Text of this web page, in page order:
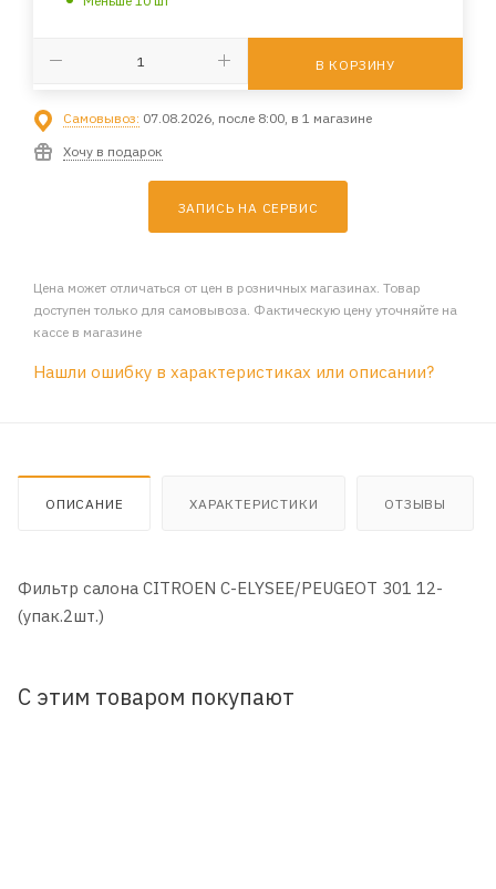
В КОРЗИНУ
Самовывоз: 07.08.2026, после 8:00, в 1 магазине
Хочу в подарок
ЗАПИСЬ НА СЕРВИС
Цена может отличаться от цен в розничных магазинах. Товар
доступен только для самовывоза. Фактическую цену уточняйте на
кассе в магазине
Нашли ошибку в характеристиках или описании?
ОПИСАНИЕ ХАРАКТЕРИСТИКИ ОТЗЫВЫ
Фильтр салона CITROEN C-ELYSEE/PEUGEOT 301 12-
(упак.2шт.)
С этим товаром покупают